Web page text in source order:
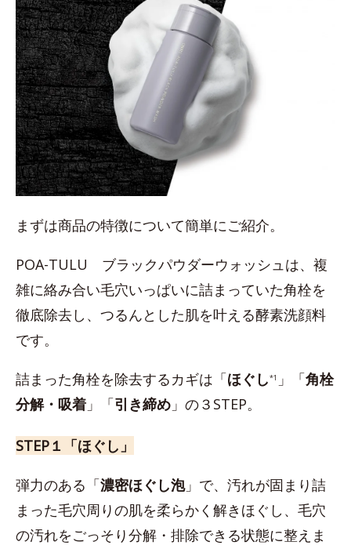
まずは商品の特徴について簡単にご紹介。
POA-TULU ブラックパウダーウォッシュは、複
雑に絡み合い毛穴いっぱいに詰まっていた角栓を
徹底除去し、つるんとした肌を叶える酵素洗顔料
です。
詰まった角栓を除去するカギは「ほぐし*1 」「角栓
分解・吸着 」「引き締め 」の３STEP。
STEP１「ほぐし」
弾力のある「濃密ほぐし泡」で、汚れが固まり詰
まった毛穴周りの肌を柔らかく解きほぐし、毛穴
の汚れをごっそり分解・排除できる状態に整えま